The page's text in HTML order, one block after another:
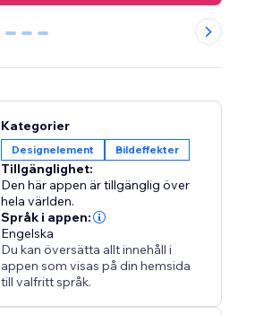
2 3 4
Kategorier
Designelement Bildeffekter
Tillgänglighet:
Den här appen är tillgänglig över
hela världen.
Språk i appen:
Engelska
Du kan översätta allt innehåll i
appen som visas på din hemsida
till valfritt språk.